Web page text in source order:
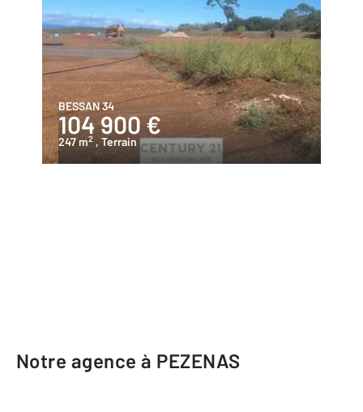
BESSAN 34
104 900 €
247 m2 , Terrain
Notre agence à PEZENAS